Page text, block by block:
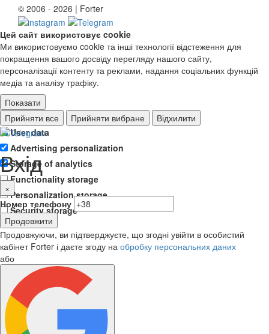
© 2006 - 2026 | Forter
Цей сайт використовує cookie
Ми використовуємо cookie та інші технології відстеження для
покращення вашого досвіду перегляду нашого сайту,
персоналізації контенту та реклами, надання соціальних функцій
медіа та аналізу трафіку.
Показати
Ad storage
User data
Advertising personalization
Storage of analytics
Functionality storage
Personalization storage
Security storage
Прийняти все Прийняти вибране Відхилити
Вхід
×
Номер телефону
Продовжити
Продовжуючи, ви підтверджуєте, що згодні увійти в особистий
кабінет Forter і даєте згоду на обробку персональних даних
або